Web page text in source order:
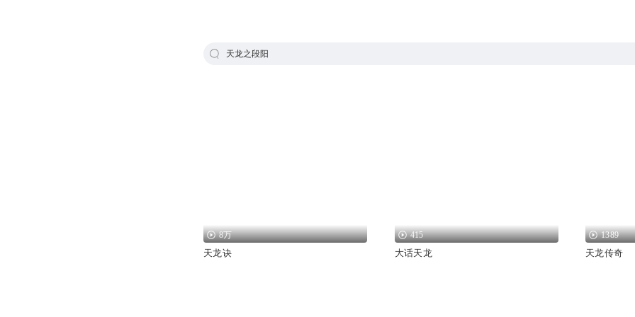
天龙之段阳
8万
天龙诀
415
大话天龙
1389
天龙传奇